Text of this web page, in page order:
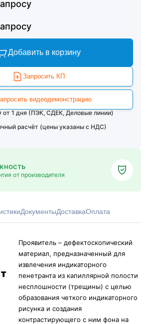
Добавить в корзину
Запросить КП
видеодемонстрацию
от 1 дня (ПЭК, СДЕК, Деловые линии)
расчёт (цены указаны с НДС)
от производителя
ДокументыДоставкаОплата
Проявитель – дефектоскопический
материал, предназначенный для
извлечения индикаторного
пенетранта из капиллярной полости
несплошности (трещины) с целью
образования четкого индикаторного
рисунка и создания
контрастирующего с ним фона на